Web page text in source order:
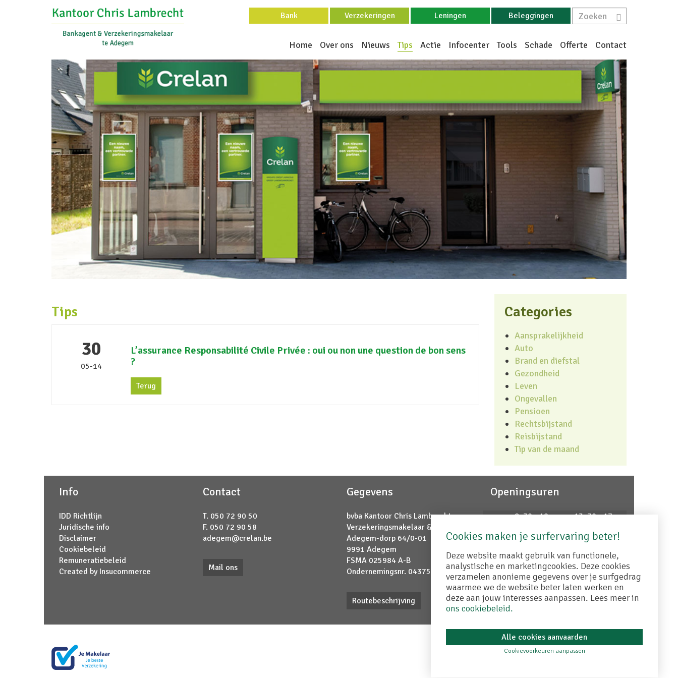
Bank Verzekeringen Leningen Beleggingen
Home Over ons Nieuws Tips Actie Infocenter Tools Schade Offerte Contact
Tips
30
05-14
L’assurance Responsabilité Civile Privée : oui ou non une question de bon sens
?
Terug
Categories
Aansprakelijkheid
Auto
Brand en diefstal
Gezondheid
Leven
Ongevallen
Pensioen
Rechtsbijstand
Reisbijstand
Tip van de maand
Info
IDD Richtlijn
Juridische info
Disclaimer
Cookiebeleid
Remuneratiebeleid
Created by Insucommerce
Contact
T. 050 72 90 50
F. 050 72 90 58
adegem@crelan.be
Mail ons
Gegevens
bvba Kantoor Chris Lambrecht
Verzekeringsmakelaar & bankagent
Adegem-dorp 64/0-01
9991 Adegem
FSMA 025984 A-B
Ondernemingsnr. 0437585509
Routebeschrijving
Openingsuren
ma 8u30 - 12u
13u30 - 17u
wo
8u30 - 12u
gesloten
8u30 - 12u
13u30 - 17u
vr
8u30 - 12u
13u30 - 17u
Buiten de openingsuren op afspraak
Contacteer ons
Cookies maken je surfervaring beter!
Deze website maakt gebruik van functionele,
analystische en marketingcookies. Deze cookies
verzamelen anonieme gegevens over je surfgedrag
waarmee we de website beter laten werken en
deze aan jouw interesses aanpassen. Lees meer in
ons cookiebeleid.
Alle cookies aanvaarden
Cookievoorkeuren aanpassen